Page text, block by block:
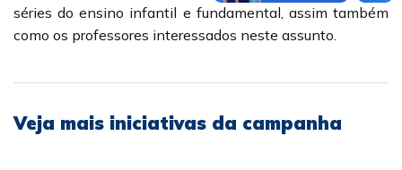
séries do ensino infantil e fundamental, assim também
como os professores interessados neste assunto.
Veja mais iniciativas da campanha